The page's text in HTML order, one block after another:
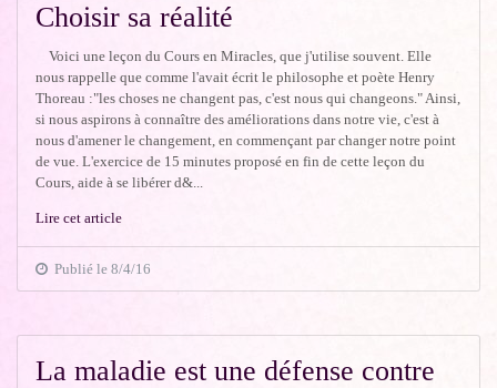
Choisir sa réalité
Voici une leçon du Cours en Miracles, que j'utilise souvent. Elle
nous rappelle que comme l'avait écrit le philosophe et poète Henry
Thoreau :"les choses ne changent pas, c'est nous qui changeons." Ainsi,
si nous aspirons à connaître des améliorations dans notre vie, c'est à
nous d'amener le changement, en commençant par changer notre point
de vue. L'exercice de 15 minutes proposé en fin de cette leçon du
Cours, aide à se libérer d&...
Lire cet article
Publié le 8/4/16
La maladie est une défense contre